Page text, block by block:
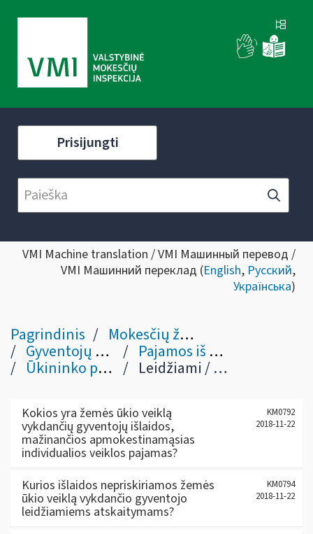
Prisijungti
VMI Machine translation / VMI Машинный перевод /
VMI Машинний переклад (English, Русский,
Українська)
Pagrindinis Mokesčių žinynas
Gyventojų pajamų mokestis Pajamos iš verslo / veiklos
Ūkininko pajamos (IV skyrius, 22, 23, 27 str.) Leidžiami / ribojamų dydžių leidžiami / neleidžiami atskaitymai
Kokios yra žemės ūkio veiklą
vykdančių gyventojų išlaidos,
mažinančios apmokestinamąsias
individualios veiklos pajamas?
KM0792
2018-11-22
Kurios išlaidos nepriskiriamos žemės
ūkio veiklą vykdančio gyventojo
leidžiamiems atskaitymams?
KM0794
2018-11-22